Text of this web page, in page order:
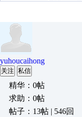
yuhoucaihong
关注 私信
精华：0帖
求助：0帖
帖子：13帖 | 546回